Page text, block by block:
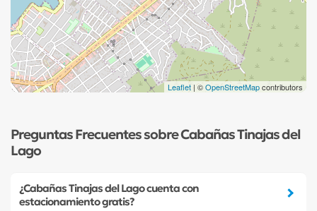
Leaflet| ©OpenStreetMapcontributors
Preguntas Frecuentes sobre Cabañas Tinajas del
Lago
¿Cabañas Tinajas del Lago cuenta con
estacionamiento gratis?